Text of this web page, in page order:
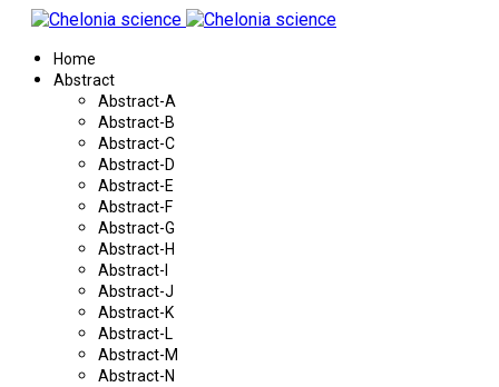
Home
Abstract
Abstract-A
Abstract-B
Abstract-C
Abstract-D
Abstract-E
Abstract-F
Abstract-G
Abstract-H
Abstract-I
Abstract-J
Abstract-K
Abstract-L
Abstract-M
Abstract-N